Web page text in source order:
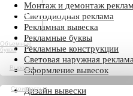
Обратный звонок
Объемные
буквы
Вывески
Стоимость
Монтаж и демонтаж
Светодиодная реклама
Рекламная вывеска
Рекламные буквы
Рекламные конструкции
Световая наружная реклама
Оформление вывесок
Дизайн вывески